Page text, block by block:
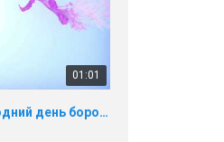
01:01
17 травня IDAHO. Міжнародний день боротьби з гомофобією трансфобією і біфобія.